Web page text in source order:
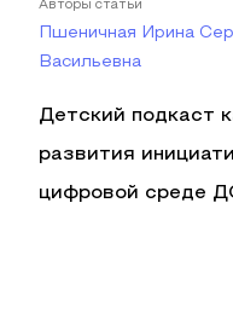
Авторы статьи
Пшеничная Ирина
Васильевна
Детский подкаст
развития
цифровой среде